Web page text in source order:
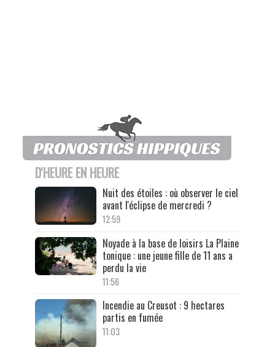
D'HEURE EN HEURE
Nuit des étoiles : où observer le ciel
avant l'éclipse de mercredi ?
12:59
Noyade à la base de loisirs La Plaine
tonique : une jeune fille de 11 ans a
perdu la vie
11:56
Incendie au Creusot : 9 hectares
partis en fumée
11:03